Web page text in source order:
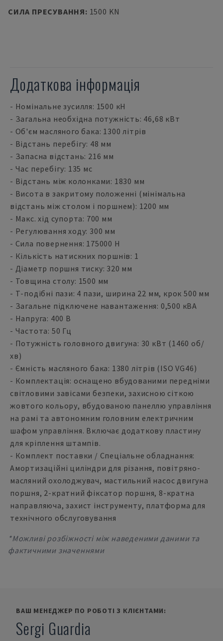
СИЛА ПРЕСУВАННЯ: 1500 KN
Додаткова інформація
- Номінальне зусилля: 1500 кН
- Загальна необхідна потужність: 46,68 кВт
- Об'єм масляного бака: 1300 літрів
- Відстань перебігу: 48 мм
- Запасна відстань: 216 мм
- Час перебігу: 135 мс
- Відстань між колонками: 1830 мм
- Висота в закритому положенні (мінімальна
відстань між столом і поршнем): 1200 мм
- Макс. хід супорта: 700 мм
- Регулювання ходу: 300 мм
- Сила повернення: 175000 Н
- Кількість натискних поршнів: 1
- Діаметр поршня тиску: 320 мм
- Товщина столу: 1500 мм
- Т-подібні пази: 4 пази, ширина 22 мм, крок 500 мм
- Загальне підключене навантаження: 0,500 кВА
- Напруга: 400 В
- Частота: 50 Гц
- Потужність головного двигуна: 30 кВт (1460 об/
хв)
- Ємність масляного бака: 1380 літрів (ISO VG46)
- Комплектація: оснащено вбудованими передніми
світловими завісами безпеки, захисною сіткою
жовтого кольору, вбудованою панеллю управління
на рамі та автономним головним електричним
шафом управління. Включає додаткову пластину
для кріплення штампів.
- Комплект поставки / Спеціальне обладнання:
Амортизаційні циліндри для різання, повітряно-
масляний охолоджувач, мастильний насос двигуна
поршня, 2-кратний фіксатор поршня, 8-кратна
направляюча, захист інструменту, платформа для
технічного обслуговування
*Можливі розбіжності між наведеними даними та
фактичними значеннями
ВАШ МЕНЕДЖЕР ПО РОБОТІ З КЛІЄНТАМИ:
Sergi Guardia